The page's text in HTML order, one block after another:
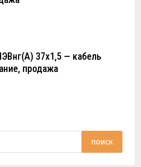
37х1,5 — кабель
продажа